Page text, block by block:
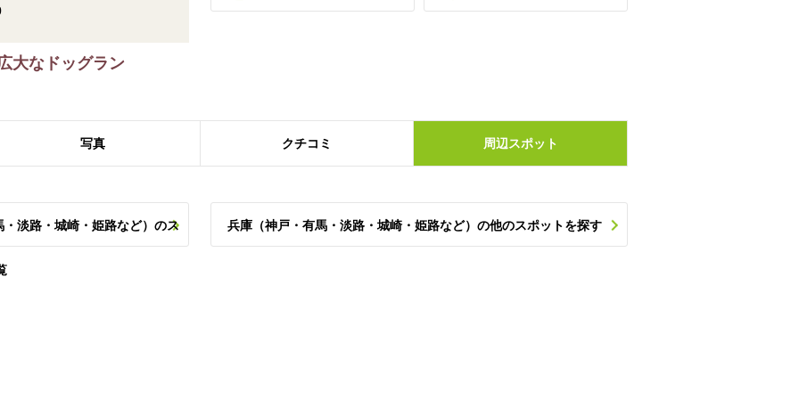
大なドッグラン
写真 クチコミ 周辺 スポット
淡路・城崎・姫路など）のス 兵庫（神戸・有馬・淡路・城崎・姫路など）の他のスポットを探す